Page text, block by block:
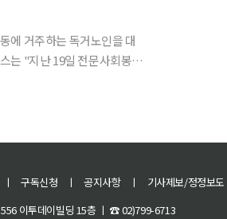
에 거주하는 독거노인을 대
ㅣ 구독신청 ㅣ 공지사항 ㅣ 기사제보/정정보도
이투데이빌딩 15층 ㅣ ☎ 02)799-6713